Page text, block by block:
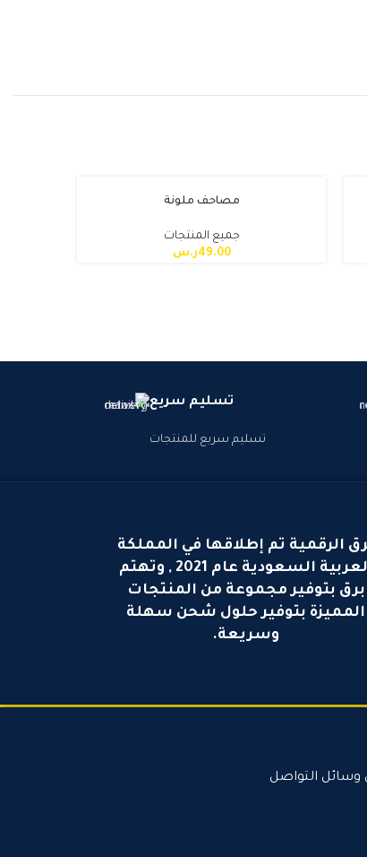
مصاحف ملونة
جميع المنتجات
49.00ر.س
تسليم سريع
تسليم سريع للمنتجات
الرقمية تم إطلاقها في المملكة
العربية السعودية عام 2021 , وتهتم
برق بتوفير مجموعة من المنتجات
المميزة بتوفير حلول شحن سهلة
وسريعة.
وسائل التواصل